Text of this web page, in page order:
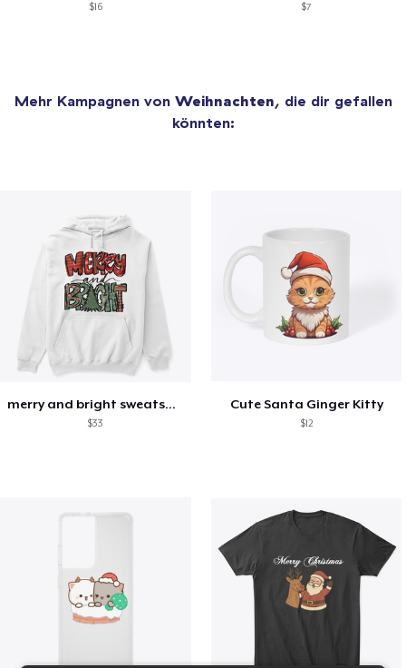
$16 $7
Mehr Kampagnen von Weihnachten, die dir gefallen
könnten:
merry and bright sweatshirt christmas
$33
Cute Santa Ginger Kitty
$12